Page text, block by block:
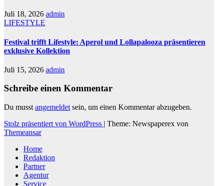
Juli 18, 2026 admin
LIFESTYLE
Festival trifft Lifestyle: Aperol und Lollapalooza präsentieren
exklusive Kollektion
Juli 15, 2026 admin
Schreibe einen Kommentar
Du musst angemeldet sein, um einen Kommentar abzugeben.
Stolz präsentiert von WordPress | Theme: Newspaperex von
Themeansar
Home
Redaktion
Partner
Agentur
Service